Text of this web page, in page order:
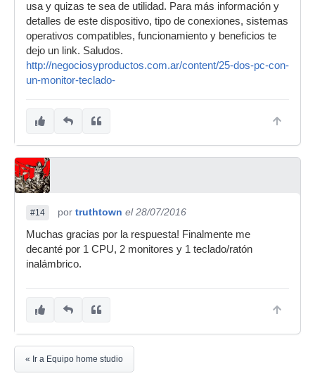
usa y quizas te sea de utilidad. Para más información y
detalles de este dispositivo, tipo de conexiones, sistemas
operativos compatibles, funcionamiento y beneficios te
dejo un link. Saludos.
http://negociosyproductos.com.ar/content/25-dos-pc-con-
un-monitor-teclado-
#14 por truthtown el 28/07/2016
Muchas gracias por la respuesta! Finalmente me
decanté por 1 CPU, 2 monitores y 1 teclado/ratón
inalámbrico.
« Ir a Equipo home studio